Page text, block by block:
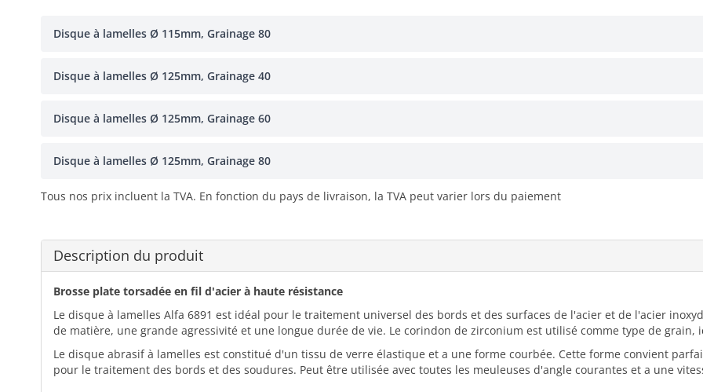
Disque à lamelles Ø 115mm, Grainage 80
Disque à lamelles Ø 125mm, Grainage 40
Disque à lamelles Ø 125mm, Grainage 60
Disque à lamelles Ø 125mm, Grainage 80
Tous nos prix incluent la TVA. En fonction du pays de livraison, la TVA peut varier lors du paiement
Description du produit
Brosse plate torsadée en fil d'acier à haute résistance
Le disque à lamelles Alfa 6891 est idéal pour le traitement universel des bords et des surfaces de l'acier et de l'acier
de matière, une grande agressivité et une longue durée de vie. Le corindon de zirconium est utilisé comme type de
Le disque abrasif à lamelles est constitué d'un tissu de verre élastique et a une forme courbée. Cette forme convient
pour le traitement des bords et des soudures. Peut être utilisée avec toutes les meuleuses d'angle courantes et a une